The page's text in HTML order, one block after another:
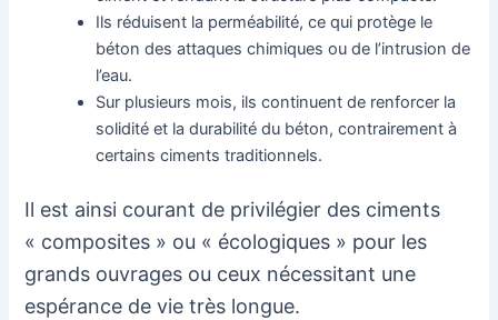
Ils réduisent la perméabilité, ce qui protège le
béton des attaques chimiques ou de l’intrusion de
l’eau.
Sur plusieurs mois, ils continuent de renforcer la
solidité et la durabilité du béton, contrairement à
certains ciments traditionnels.
Il est ainsi courant de privilégier des ciments
« composites » ou « écologiques » pour les
grands ouvrages ou ceux nécessitant une
espérance de vie très longue.